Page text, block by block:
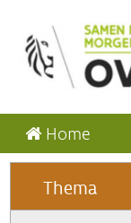
Home
Thema